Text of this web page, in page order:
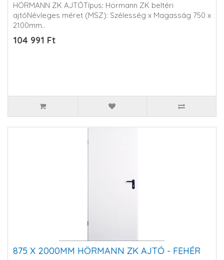
HÖRMANN ZK AJTÓTípus: Hörmann ZK beltéri
ajtóNévleges méret (MSZ): Szélesség x Magasság 750 x
2100mm..
104 991 Ft
875 X 2000MM HÖRMANN ZK AJTÓ - FEHÉR